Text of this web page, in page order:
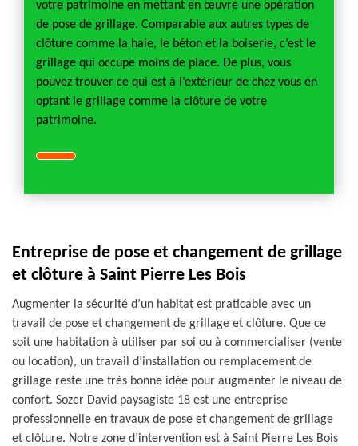
votre patrimoine en mettant en œuvre une opération
de pose de grillage. Comparable aux autres types de
clôture comme la haie, le béton et la boiserie, c’est le
grillage qui occupe moins de place. De plus, vous
pouvez trouver ce qui est à l’extérieur de chez vous en
optant le grillage comme la clôture de votre
patrimoine.
Entreprise de pose et changement de grillage
et clôture à Saint Pierre Les Bois
Augmenter la sécurité d’un habitat est praticable avec un
travail de pose et changement de grillage et clôture. Que ce
soit une habitation à utiliser par soi ou à commercialiser (vente
ou location), un travail d’installation ou remplacement de
grillage reste une très bonne idée pour augmenter le niveau de
confort. Sozer David paysagiste 18 est une entreprise
professionnelle en travaux de pose et changement de grillage
et clôture. Notre zone d’intervention est à Saint Pierre Les Bois